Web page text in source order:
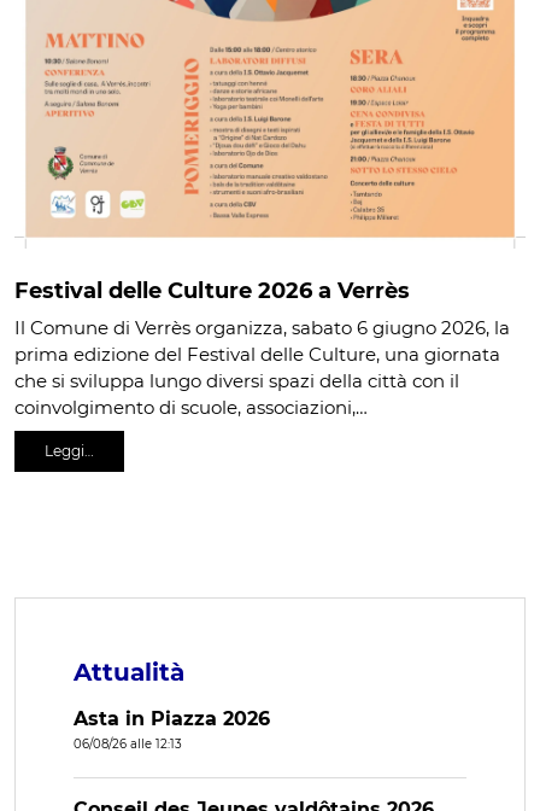
Festival delle Culture 2026 a Verrès
Il Comune di Verrès organizza, sabato 6 giugno 2026, la
prima edizione del Festival delle Culture, una giornata
che si sviluppa lungo diversi spazi della città con il
coinvolgimento di scuole, associazioni,…
Leggi…
Attualità
Asta in Piazza 2026
06/08/26 alle 12:13